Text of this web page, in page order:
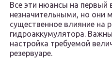
Все эти нюансы на первый
незначительными, но они
существенное влияние на
гидроаккумулятора.
настройка требуемой
резервуаре.